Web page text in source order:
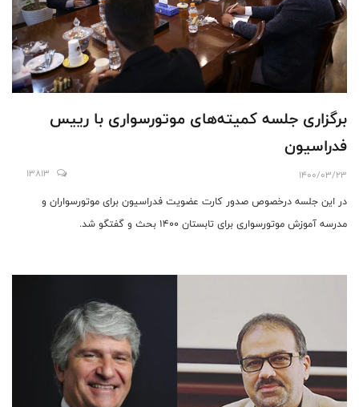
برگزاری‌ جلسه کمیته‌های موتورسواری با رییس
فدراسیون
1400/03/23
13813
در این جلسه درخصوص صدور کارت عضویت فدراسیون برای موتورسواران و
مدرسه آموزش موتورسواری برای تابستان ۱۴۰۰ بحث و گفتگو شد.